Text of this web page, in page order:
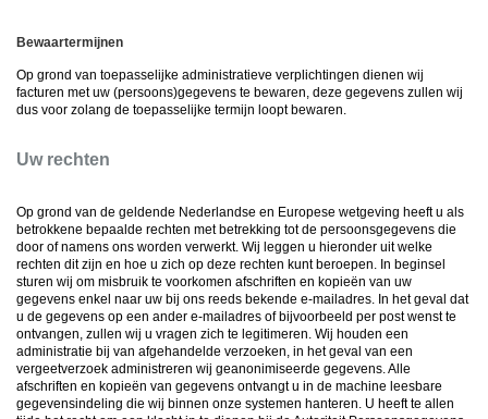
Bewaartermijnen
Op grond van toepasselijke administratieve verplichtingen dienen wij
facturen met uw (persoons)gegevens te bewaren, deze gegevens zullen wij
dus voor zolang de toepasselijke termijn loopt bewaren.
Uw rechten
Op grond van de geldende Nederlandse en Europese wetgeving heeft u als
betrokkene bepaalde rechten met betrekking tot de persoonsgegevens die
door of namens ons worden verwerkt. Wij leggen u hieronder uit welke
rechten dit zijn en hoe u zich op deze rechten kunt beroepen. In beginsel
sturen wij om misbruik te voorkomen afschriften en kopieën van uw
gegevens enkel naar uw bij ons reeds bekende e-mailadres. In het geval dat
u de gegevens op een ander e-mailadres of bijvoorbeeld per post wenst te
ontvangen, zullen wij u vragen zich te legitimeren. Wij houden een
administratie bij van afgehandelde verzoeken, in het geval van een
vergeetverzoek administreren wij geanonimiseerde gegevens. Alle
afschriften en kopieën van gegevens ontvangt u in de machine leesbare
gegevensindeling die wij binnen onze systemen hanteren. U heeft te allen